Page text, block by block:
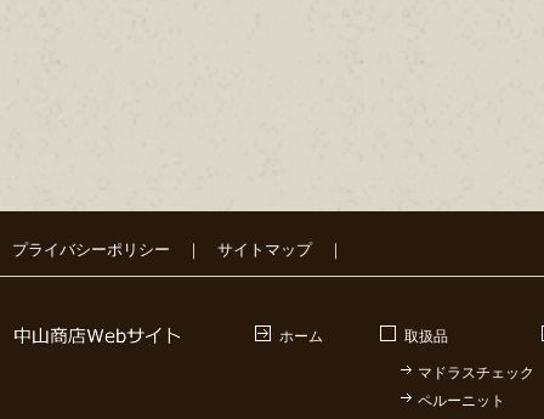
プライバシーポリシー ｜ サイトマップ｜
ホーム 取扱品
マドラスチェック
ペルーニット